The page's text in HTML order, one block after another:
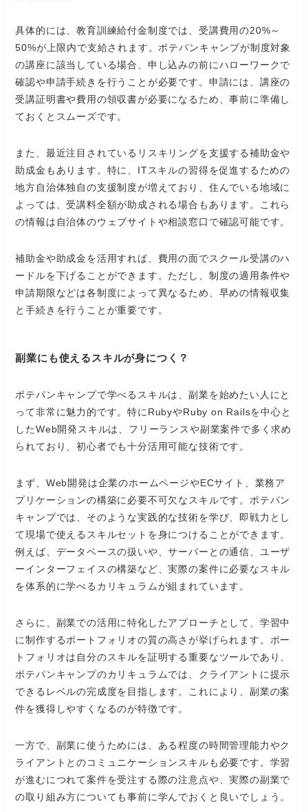
具体的には、教育訓練給付金制度では、受講費用の20%～
50%が上限内で支給されます。ポテパンキャンプが制度対象
の講座に該当している場合、申し込みの前にハローワークで
確認や申請手続きを行うことが必要です。申請には、講座の
受講証明書や費用の領収書が必要になるため、事前に準備し
ておくとスムーズです。
また、最近注目されているリスキリングを支援する補助金や
助成金もあります。特に、ITスキルの習得を促進するための
地方自治体独自の支援制度が増えており、住んでいる地域に
よっては、受講料全額が助成される場合もあります。これら
の情報は自治体のウェブサイトや相談窓口で確認可能です。
補助金や助成金を活用すれば、費用の面でスクール受講のハ
ードルを下げることができます。ただし、制度の適用条件や
申請期限などは各制度によって異なるため、早めの情報収集
と手続きを行うことが重要です。
副業にも使えるスキルが身につく？
ポテパンキャンプで学べるスキルは、副業を始めたい人にと
って非常に魅力的です。特にRubyやRuby on Railsを中心と
したWeb開発スキルは、フリーランスや副業案件で多く求め
られており、初心者でも十分活用可能な技術です。
まず、Web開発は企業のホームページやECサイト、業務ア
プリケーションの構築に必要不可欠なスキルです。ポテパン
キャンプでは、そのような実践的な技術を学び、即戦力とし
て現場で使えるスキルセットを身につけることができます。
例えば、データベースの扱いや、サーバーとの通信、ユーザ
ーインターフェイスの構築など、実際の案件に必要なスキル
を体系的に学べるカリキュラムが組まれています。
さらに、副業での活用に特化したアプローチとして、学習中
に制作するポートフォリオの質の高さが挙げられます。ポー
トフォリオは自分のスキルを証明する重要なツールであり、
ポテパンキャンプのカリキュラムでは、クライアントに提示
できるレベルの完成度を目指します。これにより、副業の案
件を獲得しやすくなるのが特徴です。
一方で、副業に使うためには、ある程度の時間管理能力やク
ライアントとのコミュニケーションスキルも必要です。学習
が進むにつれて案件を受注する際の注意点や、実際の副業で
の取り組み方についても事前に学んでおくと良いでしょう。